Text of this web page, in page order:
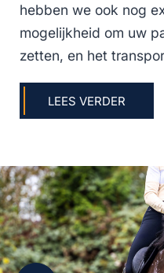
hebben we ook nog
mogelijkheid om uw
zetten, en het
LEES VERDER